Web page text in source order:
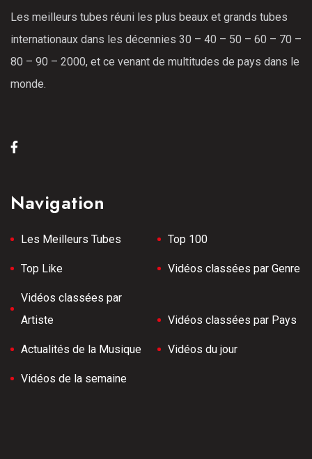
Les meilleurs tubes réuni les plus beaux et grands tubes
internationaux dans les décennies 30 – 40 – 50 – 60 – 70 –
80 – 90 – 2000, et ce venant de multitudes de pays dans le
monde.
Navigation
Les Meilleurs Tubes Top 100
Top Like Vidéos classées par Genre
Vidéos classées par
Artiste
Vidéos classées par Pays
Actualités de la Musique Vidéos du jour
Vidéos de la semaine